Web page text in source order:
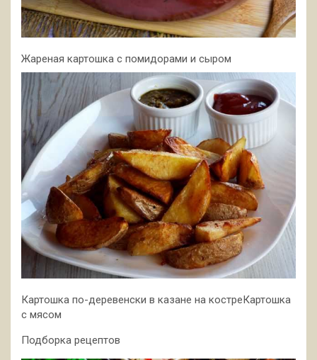
Жареная картошка с помидорами и сыром
Картошка по-деревенски в казане на костреКартошка
с мясом
Подборка рецептов